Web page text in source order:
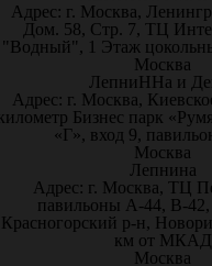
Адрес: г. Москва,
Дом. 58, Стр. 7, ТЦ
"Водный", 1 Этаж
Москва
ЛепниННа и
Адрес: г. Москва,
Бизнес парк
«Г», вход 9,
Москва
Лепнина
Адрес: г. Москва, ТЦ
павильоны А-44, В-
Красногорский р-н,
км от МКАД
Москва